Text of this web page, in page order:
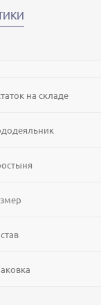
на складе